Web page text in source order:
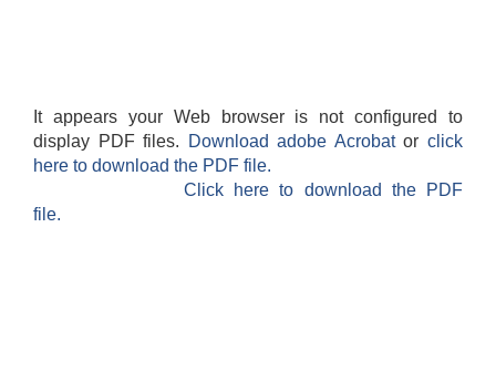
It appears your Web browser is not configured to
display PDF files.
Download adobe Acrobatorclick
here to download the PDF file.
Click here to download the PDF
file.